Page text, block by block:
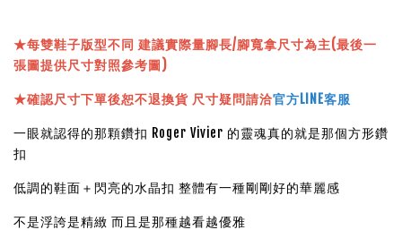
★每雙鞋子版型不同 建議實際量腳長/腳寬拿尺寸為主(最後一
張圖提供尺寸對照參考圖)
★確認尺寸下單後恕不退換貨 尺寸疑問請洽官方LINE客服
一眼就認得的那顆鑽扣 Roger Vivier 的靈魂真的就是那個方形鑽
扣
低調的鞋面＋閃亮的水晶扣 整體有一種剛剛好的華麗感
不是浮誇是精緻 而且是那種越看越優雅